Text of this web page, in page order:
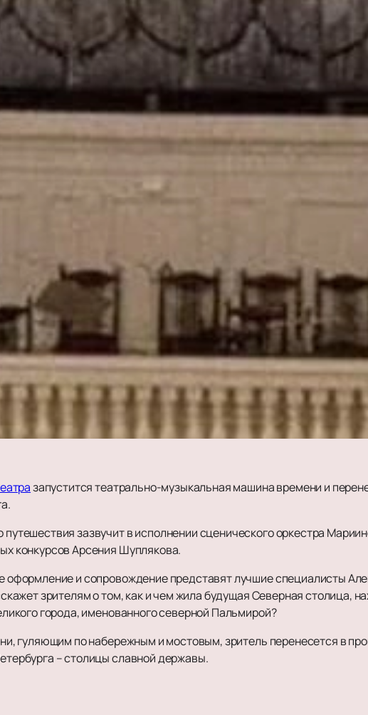
запустится театрально-музыкальная машина времени и
зазвучит в исполнении сценического оркестра
конкурсов Арсения Шуплякова.
и сопровождение представят лучшие специалисты
зрителям о том, как и чем жила будущая Северная столица,
города, именованного северной Пальмирой?
гуляющим по набережным и мостовым, зритель перенесется в
– столицы славной державы.